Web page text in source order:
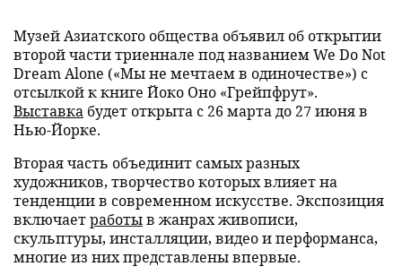
Музей Азиатского общества объявил об открытии
второй части триеннале под названием We Do Not
Dream Alone («Мы не мечтаем в одиночестве») с
отсылкой к книге Йоко Оно «Грейпфрут».
Выставка будет открыта с 26 марта до 27 июня в
Нью-Йорке.
Вторая часть объединит самых разных
художников, творчество которых влияет на
тенденции в современном искусстве. Экспозиция
включаетработыв жанрах живописи,
скульптуры, инсталляции, видео и перформанса,
многие из них представлены впервые.